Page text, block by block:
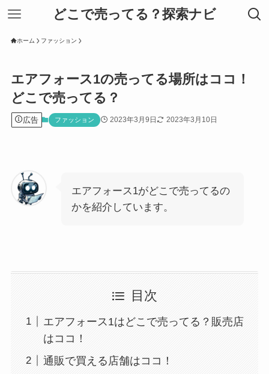
どこで売ってる？探索ナビ
ホーム ファッション
エアフォース1の売ってる場所はココ！
どこで売ってる？
広告 ファッション 2023年3月9日 2023年3月10日
エアフォース1がどこで売ってるの
かを紹介しています。
目次
エアフォース1はどこで売ってる？販売店
はココ！
通販で買える店舗はココ！